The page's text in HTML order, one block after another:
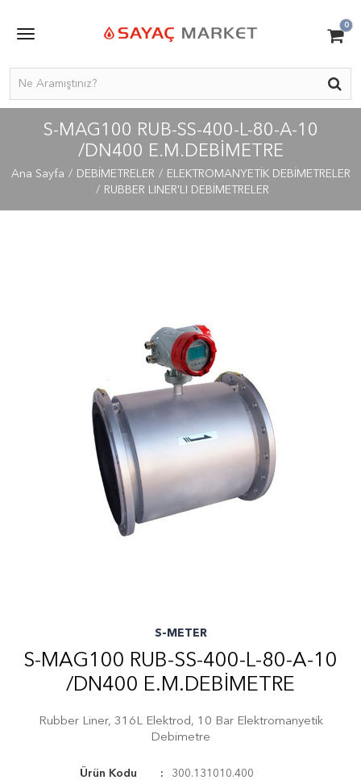
0
S-MAG100 RUB-SS-400-L-80-A-10
/DN400 E.M.DEBIMETRE
Ana Sayfa DEBİMETRELER
ELEKTROMANYETİK DEBİMETRELER
RUBBER LINER'LI DEBİMETRELER
S-METER
S-MAG100 RUB-SS-400-L-80-A-10
/DN400 E.M.DEBIMETRE
Rubber Liner, 316L Elektrod, 10 Bar Elektromanyetik
Debimetre
Ürün Kodu
300.131010.400